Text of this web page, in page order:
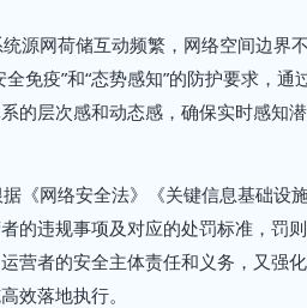
源网荷储互动频繁，网络空间边界
免疫”和“态势感知”的防护要求，
的层次感和动态感，确保实时感知
《网络安全法》《关键信息基础设
的违规事项及对应的处罚标准，罚
营者的安全主体责任和义务，又强
效落地执行。